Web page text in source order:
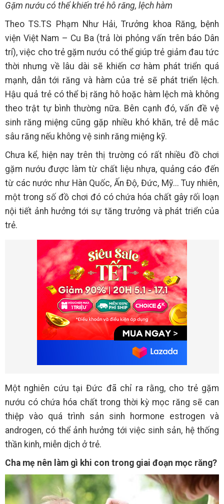
Gặm nướu có thể khiến trẻ hô răng, lệch hàm
Theo TS.TS Phạm Như Hải, Trưởng khoa Răng, bệnh
viện Việt Nam – Cu Ba (trả lời phỏng vấn trên báo Dân
trí), việc cho trẻ gặm nướu có thể giúp trẻ giảm đau tức
thời nhưng về lâu dài sẽ khiến cơ hàm phát triển quá
mạnh, dẫn tới răng và hàm của trẻ sẽ phát triển lệch.
Hậu quả trẻ có thể bị răng hô hoặc hàm lệch mà không
theo trật tự bình thường nữa. Bên cạnh đó, vấn đề vệ
sinh răng miệng cũng gặp nhiều khó khăn, trẻ dễ mắc
sâu răng nếu không vệ sinh răng miệng kỹ.
Chưa kể, hiện nay trên thị trường có rất nhiều đồ chơi
gặm nướu được làm từ chất liệu nhựa, quảng cáo đến
từ các nước như Hàn Quốc, Ấn Độ, Đức, Mỹ... Tuy nhiên,
một trong số đồ chơi đó có chứa hóa chất gây rối loạn
nội tiết ảnh hưởng tới sự tăng trưởng và phát triển của
trẻ.
Một nghiên cứu tại Đức đã chỉ ra rằng, cho trẻ gặm
nướu có chứa hóa chất trong thời kỳ mọc răng sẽ can
thiệp vào quá trình sản sinh hormone estrogen và
androgen, có thể ảnh hưởng tới việc sinh sản, hệ thống
thần kinh, miễn dịch ở trẻ.
Cha mẹ nên làm gì khi con trong giai đoạn mọc răng?